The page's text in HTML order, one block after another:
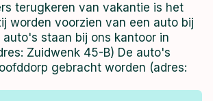
terugkeren van vakantie is het
worden voorzien van een auto bij
staan bij ons kantoor in
Zuidwenk 45-B) De auto's
gebracht worden (adres: